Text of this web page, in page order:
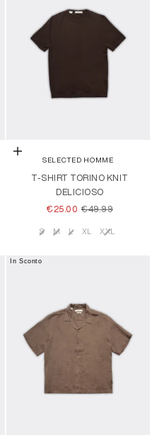
Scegli le opzioni
SELECTED HOMME
T-SHIRT TORINO KNIT
DELICIOSO
PREZZO SCONTATO
€25.00 PREZZO
€49.99
Taglia
S M L XL XXL
In Sconto